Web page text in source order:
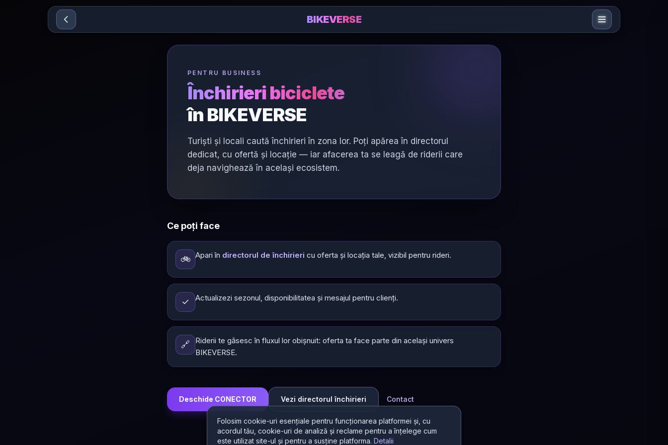
Sari la conținut
Folosim cookie-uri esențiale pentru funcționarea platformei și, cu
acordul tău, cookie-uri de analiză și reclame pentru a înțelege cum
este utilizat site-ul și pentru a susține platforma. Detalii
BIKEVERSE
PENTRU BUSINESS
Închirieri biciclete
în BIKEVERSE
Turiști și locali caută închirieri în zona lor. Poți apărea în directorul
dedicat, cu ofertă și locație — iar afacerea ta se leagă de riderii care
deja navighează în același ecosistem.
Ce poți face
🚲 Apari în directorul de închirieri cu oferta și locația tale, vizibil pentru rideri.
✓ Actualizezi sezonul, disponibilitatea și mesajul pentru clienți.
🔗
Riderii te găsesc în fluxul lor obișnuit: oferta ta face parte din același univers
BIKEVERSE.
Deschide CONECTOR Vezi directorul închirieri Contact